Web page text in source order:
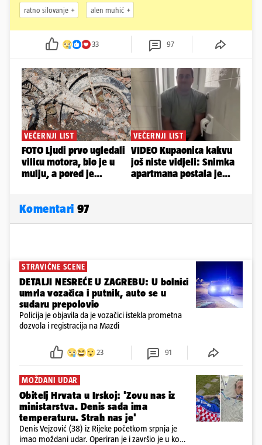
ratno silovanje alen muhić
33 97
Komentari 97
STRAVIČNE SCENE
DETALJI NESREĆE U ZAGREBU: U bolnici
umrla vozačica i putnik, auto se u
sudaru prepolovio
Policija je objavila da je vozačici istekla prometna
dozvola i registracija na Mazdi
23 91
MOŽDANI UDAR
Obitelj Hrvata u Irskoj: 'Zovu nas iz
ministarstva. Denis sada ima
temperaturu. Strah nas je'
Denis Vejzović (38) iz Rijeke početkom srpnja je
imao moždani udar. Operiran je i završio je u komi.